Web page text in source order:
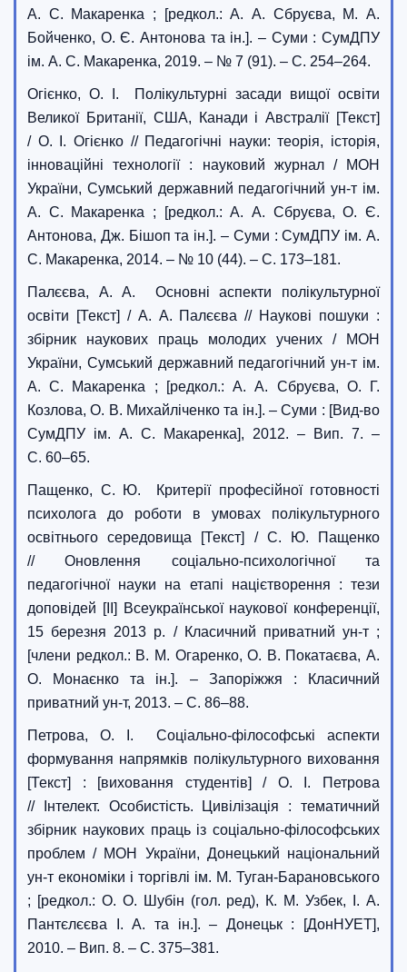
А. С. Макаренка ; [редкол.: А. А. Сбруєва, М. А.
Бойченко, О. Є. Антонова та ін.]. – Суми : СумДПУ
ім. А. С. Макаренка, 2019. – № 7 (91). – С. 254–264.
Огієнко, О. І. Полікультурні засади вищої освіти
Великої Британії, США, Канади і Австралії [Текст]
/ О. І. Огієнко // Педагогічні науки: теорія, історія,
інноваційні технології : науковий журнал / МОН
України, Сумський державний педагогічний ун-т ім.
А. С. Макаренка ; [редкол.: А. А. Сбруєва, О. Є.
Антонова, Дж. Бішоп та ін.]. – Суми : СумДПУ ім. А.
С. Макаренка, 2014. – № 10 (44). – С. 173–181.
Палєєва, А. А. Основні аспекти полікультурної
освіти [Текст] / А. А. Палєєва // Наукові пошуки :
збірник наукових праць молодих учених / МОН
України, Сумський державний педагогічний ун-т ім.
А. С. Макаренка ; [редкол.: А. А. Сбруєва, О. Г.
Козлова, О. В. Михайліченко та ін.]. – Суми : [Вид-во
СумДПУ ім. А. С. Макаренка], 2012. – Вип. 7. –
С. 60–65.
Пащенко, С. Ю. Критерії професійної готовності
психолога до роботи в умовах полікультурного
освітнього середовища [Текст] / С. Ю. Пащенко
// Оновлення соціально-психологічної та
педагогічної науки на етапі націєтворення : тези
доповідей [II] Всеукраїнської наукової конференції,
15 березня 2013 р. / Класичний приватний ун-т ;
[члени редкол.: В. М. Огаренко, О. В. Покатаєва, А.
О. Монаєнко та ін.]. – Запоріжжя : Класичний
приватний ун-т, 2013. – С. 86–88.
Петрова, О. І. Соціально-філософські аспекти
формування напрямків полікультурного виховання
[Текст] : [виховання студентів] / О. І. Петрова
// Інтелект. Особистість. Цивілізація : тематичний
збірник наукових праць із соціально-філософських
проблем / МОН України, Донецький національний
ун-т економіки і торгівлі ім. М. Туган-Барановського
; [редкол.: О. О. Шубін (гол. ред), К. М. Узбек, І. А.
Пантєлєєва І. А. та ін.]. – Донецьк : [ДонНУЕТ],
2010. – Вип. 8. – С. 375–381.